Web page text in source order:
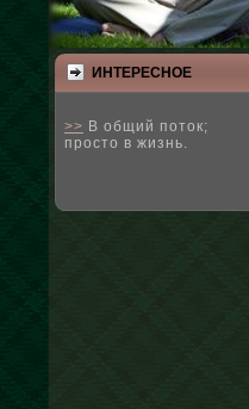
ИНТЕРЕСНΟЕ
>> В общий поток;
просто в жизнь.